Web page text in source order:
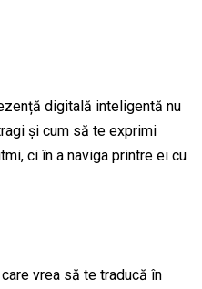
digitală inteligentă nu
și cum să te exprimi
ci în a naviga printre ei cu
vrea să te traducă în